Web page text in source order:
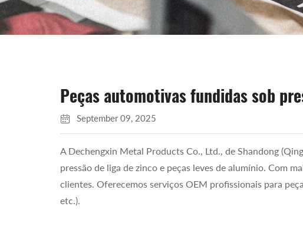
Peças automotivas fundidas sob
September 09, 2025
A Dechengxin Metal Products Co., Ltd., de Shandong
pressão de liga de zinco e peças leves de alumínio. Com
clientes. Oferecemos serviços OEM profissionais para
etc.).